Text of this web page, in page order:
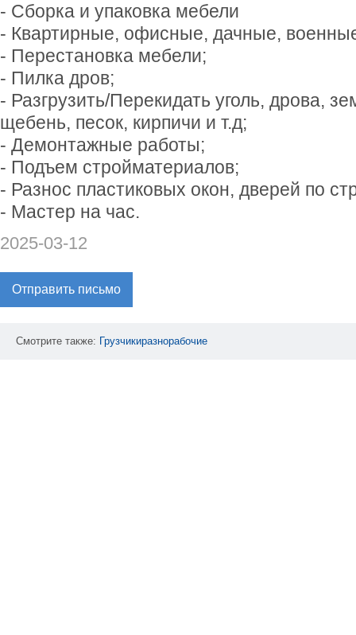
- Сборка и упаковка мебели
- Квартирные, офисные, дачные,
- Перестановка мебели;
- Пилка дров;
- Разгрузить/Перекидать уголь, дрова,
щебень, песок, кирпичи и т.д;
- Демонтажные работы;
- Подъем стройматериалов;
- Разнос пластиковых окон, дверей по
- Мастер на час.
2025-03-12
Отправить письмо
Смотрите также: Грузчикиразнорабочие